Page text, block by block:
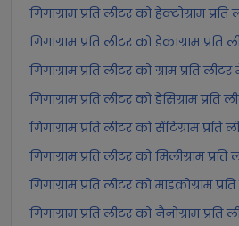
गिगाग्राम प्रति लीटर को हेक्टोग्राम
गिगाग्राम प्रति लीटर को डेकाग्राम
गिगाग्राम प्रति लीटर को ग्राम प्रति
गिगाग्राम प्रति लीटर को डेसिग्राम प्रति
गिगाग्राम प्रति लीटर को सेंटिग्राम
गिगाग्राम प्रति लीटर को मिलीग्राम
गिगाग्राम प्रति लीटर को माइक्रोग्राम
गिगाग्राम प्रति लीटर को नैनोग्राम